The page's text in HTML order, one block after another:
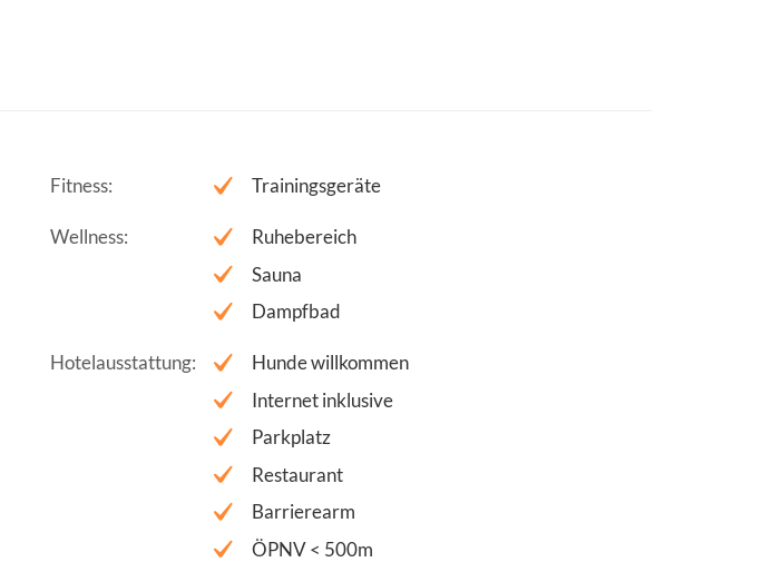
Fitness Trainingsgeräte
Wellness
Ruhebereich
Sauna
Dampfbad
Hotelausstattung
Hunde willkommen
Internet inklusive
Parkplatz
Restaurant
Barrierearm
ÖPNV < 500m